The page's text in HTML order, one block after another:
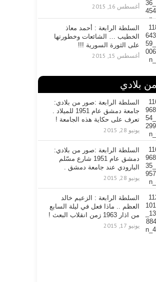
أغسطس 16, 2015
السلطة الرابعة : أحمد معاذ
الخطيب … الشائعات وخطورتها
على الثورة السورية !!!
أغسطس 15, 2015
بلادي
السلطة الرابعة :صور من بلادي:
جامعة دمشق عام 1951 للميلاد .
تعرف على حكاية هذه الجامعة !
يونيو 28, 2015
السلطة الرابعة :صور من بلادي:
دمشق عام 1951 شارع مسّلم
البارودي عند جامعة دمشق .
يونيو 28, 2015
السلطة الرابعة : الزعيم خالد
العظم .. ماذا فعل في ليلة السابع
من اذار 1963 زمن انقلاب البعث !
يونيو 17, 2015